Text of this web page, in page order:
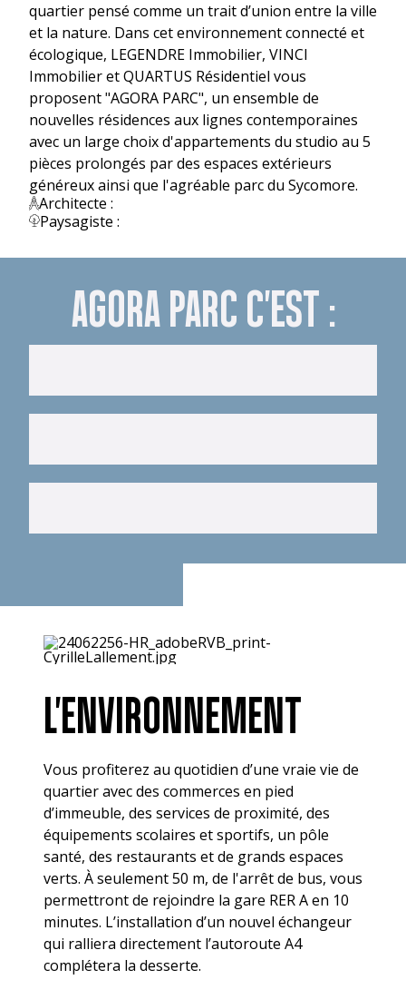
quartier pensé comme un trait d’union entre la ville
et la nature. Dans cet environnement connecté et
écologique, LEGENDRE Immobilier, VINCI
Immobilier et QUARTUS Résidentiel vous
proposent "AGORA PARC", un ensemble de
nouvelles résidences aux lignes contemporaines
avec un large choix d'appartements du studio au 5
pièces prolongés par des espaces extérieurs
généreux ainsi que l'agréable parc du Sycomore.
Architecte :
Paysagiste :
AGORA PARC C'EST :
L'ENVIRONNEMENT
Vous profiterez au quotidien d’une vraie vie de
quartier avec des commerces en pied
d’immeuble, des services de proximité, des
équipements scolaires et sportifs, un pôle
santé, des restaurants et de grands espaces
verts. À seulement 50 m, de l'arrêt de bus, vous
permettront de rejoindre la gare RER A en 10
minutes. L’installation d’un nouvel échangeur
qui ralliera directement l’autoroute A4
complétera la desserte.